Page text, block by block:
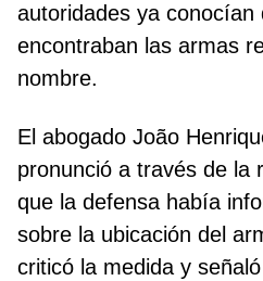
autoridades ya conocían
encontraban las armas
nombre.
El abogado João
pronunció a través de la
que la defensa había
sobre la ubicación del
criticó la medida y señaló